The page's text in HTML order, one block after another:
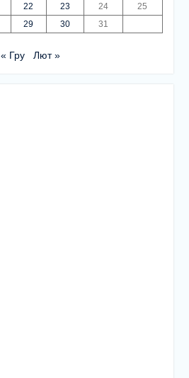
22 23 24
25
29 30 31
« Гру Лют »